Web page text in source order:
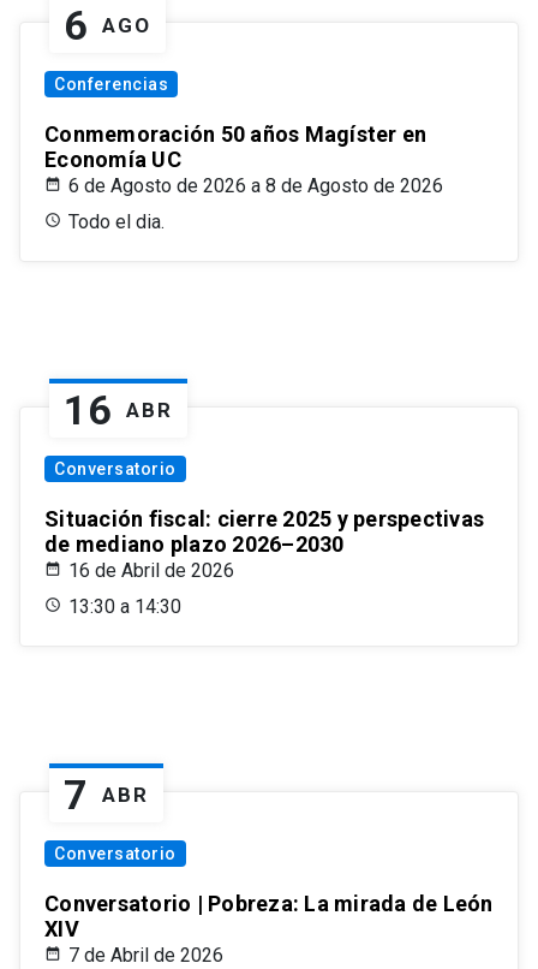
6 AGO
Conferencias
Conmemoración 50 años Magíster en
Economía UC
6 de Agosto de 2026 a 8 de Agosto de 2026
Todo el dia.
16 ABR
Conversatorio
Situación fiscal: cierre 2025 y perspectivas
de mediano plazo 2026–2030
16 de Abril de 2026
13:30 a 14:30
7 ABR
Conversatorio
Conversatorio | Pobreza: La mirada de León
XIV
7 de Abril de 2026